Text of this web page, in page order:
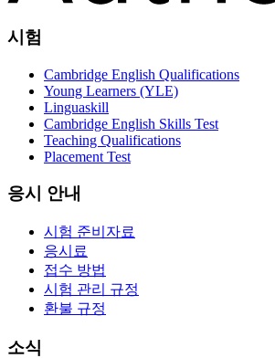
시험
Cambridge English Qualifications
Young Learners (YLE)
Linguaskill
Cambridge English Skills Test
Teaching Qualifications
Placement Test
응시 안내
시험 준비자료
응시료
접수 방법
시험 관리 규정
환불 규정
소식